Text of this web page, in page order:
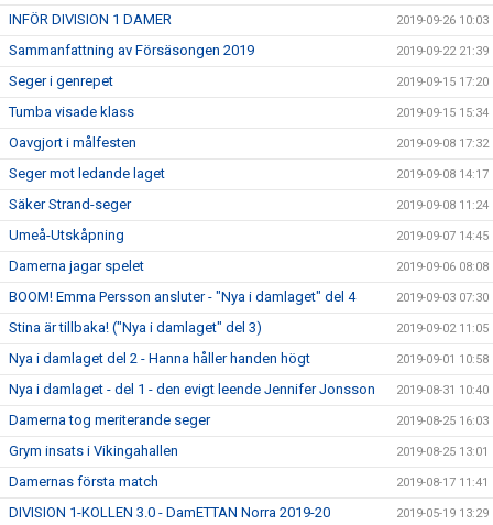
INFÖR DIVISION 1 DAMER 2019-09-26 10:03
Sammanfattning av Försäsongen 2019 2019-09-22 21:39
Seger i genrepet 2019-09-15 17:20
Tumba visade klass 2019-09-15 15:34
Oavgjort i målfesten 2019-09-08 17:32
Seger mot ledande laget 2019-09-08 14:17
Säker Strand-seger 2019-09-08 11:24
Umeå-Utskåpning 2019-09-07 14:45
Damerna jagar spelet 2019-09-06 08:08
BOOM! Emma Persson ansluter - "Nya i damlaget" del 4 2019-09-03 07:30
Stina är tillbaka! ("Nya i damlaget" del 3) 2019-09-02 11:05
Nya i damlaget del 2 - Hanna håller handen högt 2019-09-01 10:58
Nya i damlaget - del 1 - den evigt leende Jennifer Jonsson 2019-08-31 10:40
Damerna tog meriterande seger 2019-08-25 16:03
Grym insats i Vikingahallen 2019-08-25 13:01
Damernas första match 2019-08-17 11:41
DIVISION 1-KOLLEN 3.0 - DamETTAN Norra 2019-20 2019-05-19 13:29